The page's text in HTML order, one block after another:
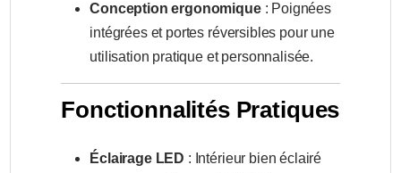
Conception ergonomique: Poignées
intégrées et portes réversibles pour une
utilisation pratique et personnalisée.
Fonctionnalités Pratiques
Éclairage LED : Intérieur bien éclairé